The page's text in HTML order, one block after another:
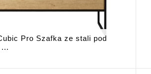
Pro Szafka ze stali pod